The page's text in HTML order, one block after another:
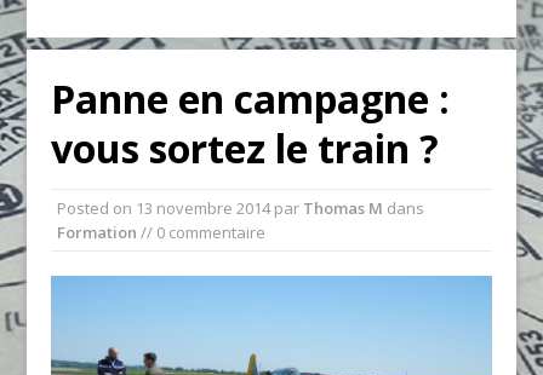
Panne en campagne :
vous sortez le train ?
Posted on 13 novembre 2014par Thomas M dans
Formation // 0 commentaire